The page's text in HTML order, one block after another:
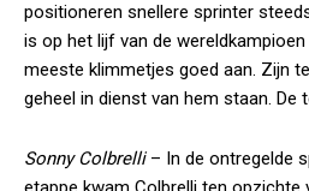
positioneren snellere sprinter
is op het lijf van de
meeste klimmetjes goed aan. Zijn
geheel in dienst van hem staan. De
Sonny Colbrelli– In de ontregelde